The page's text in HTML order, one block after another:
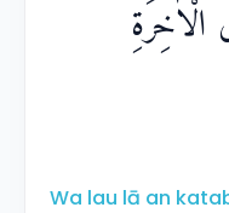
الْاٰخِرَةِ
Wa lau lā an